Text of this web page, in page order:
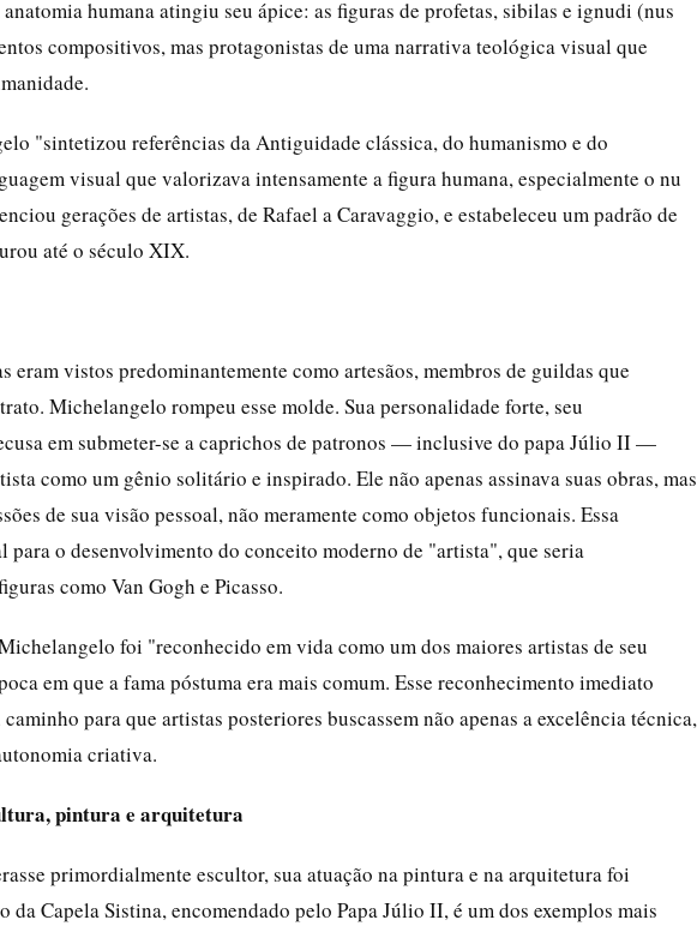
humana atingiu seu ápice: as figuras de profetas, sibilas e ignudi (nus
compositivos, mas protagonistas de uma narrativa teológica visual que
"sintetizou referências da Antiguidade clássica, do humanismo e do
visual que valorizava intensamente a figura humana, especialmente o nu
gerações de artistas, de Rafael a Caravaggio, e estabeleceu um padrão de
até o século XIX.
eram vistos predominantemente como artesãos, membros de guildas que
Michelangelo rompeu esse molde. Sua personalidade forte, seu
em submeter-se a caprichos de patronos — inclusive do papa Júlio II —
como um gênio solitário e inspirado. Ele não apenas assinava suas obras, mas
de sua visão pessoal, não meramente como objetos funcionais. Essa
o desenvolvimento do conceito moderno de "artista", que seria
como Van Gogh e Picasso.
foi "reconhecido em vida como um dos maiores artistas de seu
em que a fama póstuma era mais comum. Esse reconhecimento imediato
para que artistas posteriores buscassem não apenas a excelência técnica,
criativa.
pintura e arquitetura
primordialmente escultor, sua atuação na pintura e na arquitetura foi
da Capela Sistina, encomendado pelo Papa Júlio II, é um dos exemplos mais